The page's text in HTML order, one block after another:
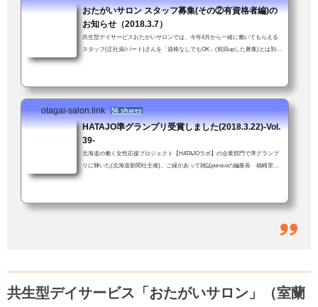
おたがいサロン スタッフ募集(その②有資格者編)の
お知らせ（2018.3.7）
共生型デイサービスおたがいサロンでは、今年4月から一緒に働いてもらえる
スタッフ(正社員/パート)さんを「資格なしでもOK」(前回upした募集)とは別に
が、「おたがいサロンってこんなとこだよ」という話でもあります(前回より
otagai-salon.link 56 shares
HATAJO準グランプリ受賞しました(2018.3.22)-Vol.
39-
北海道の働く女性応援プロジェクト【HATAJOラボ】の企業部門で準グランプ
リに輝いた(北海道新聞社主催)。ご縁があって雑誌porocoの編集長 福崎里美
ない。特別な何かをやってるという実感もない。きっと、他の会社も同じよう
共生型デイサービス「おたがいサロン」（室蘭